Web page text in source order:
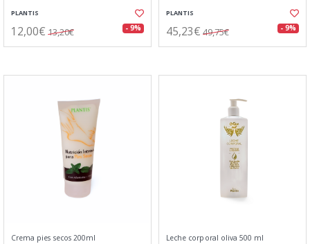
PLANTIS
12,00€ 13,20€ - 9%
PLANTIS
45,23€ 49,75€ - 9%
Crema pies secos 200ml Leche corporal oliva 500 ml